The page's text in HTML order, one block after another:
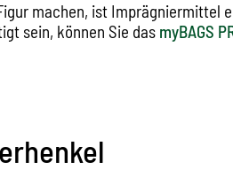
machen, ist Imprägniermittel
sein, können Sie das myBAGS